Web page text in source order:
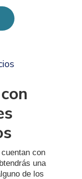
con
una
de los